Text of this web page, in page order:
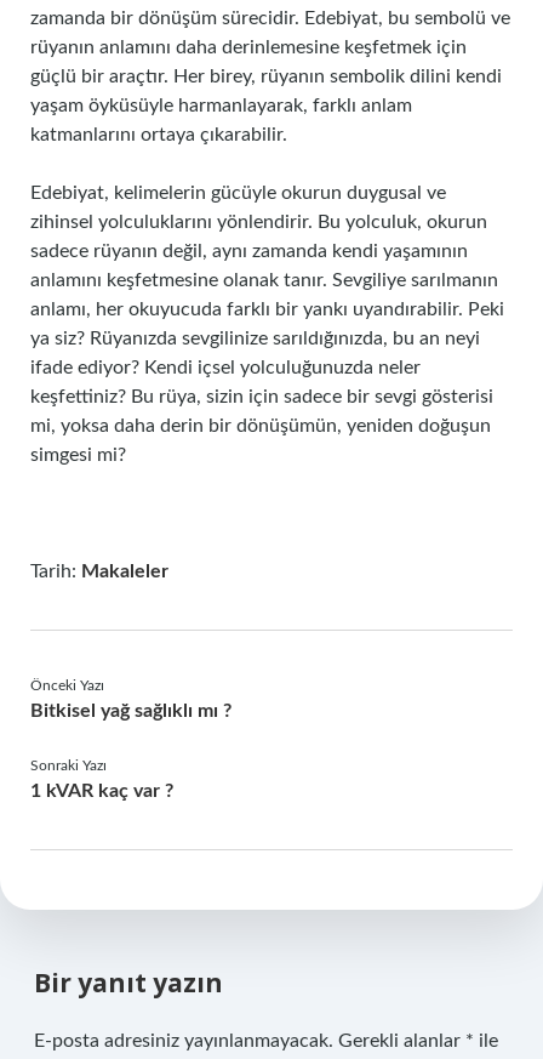
zamanda bir dönüşüm sürecidir. Edebiyat, bu sembolü ve
rüyanın anlamını daha derinlemesine keşfetmek için
güçlü bir araçtır. Her birey, rüyanın sembolik dilini kendi
yaşam öyküsüyle harmanlayarak, farklı anlam
katmanlarını ortaya çıkarabilir.
Edebiyat, kelimelerin gücüyle okurun duygusal ve
zihinsel yolculuklarını yönlendirir. Bu yolculuk, okurun
sadece rüyanın değil, aynı zamanda kendi yaşamının
anlamını keşfetmesine olanak tanır. Sevgiliye sarılmanın
anlamı, her okuyucuda farklı bir yankı uyandırabilir. Peki
ya siz? Rüyanızda sevgilinize sarıldığınızda, bu an neyi
ifade ediyor? Kendi içsel yolculuğunuzda neler
keşfettiniz? Bu rüya, sizin için sadece bir sevgi gösterisi
mi, yoksa daha derin bir dönüşümün, yeniden doğuşun
simgesi mi?
Tarih: Makaleler
Önceki Yazı
Bitkisel yağ sağlıklı mı ?
Sonraki Yazı
1 kVAR kaç var ?
Bir yanıt yazın
E-posta adresiniz yayınlanmayacak. Gerekli alanlar * ile